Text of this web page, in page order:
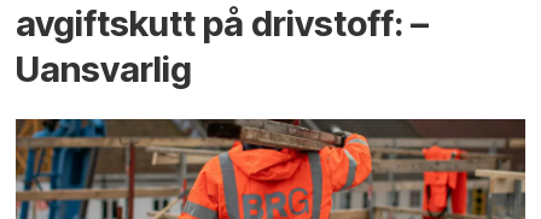
avgiftskutt på drivstoff: –
Uansvarlig